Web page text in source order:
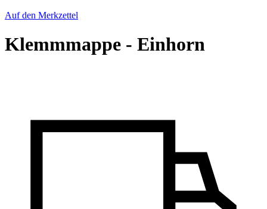
Auf den Merkzettel
Klemmmappe - Einhorn